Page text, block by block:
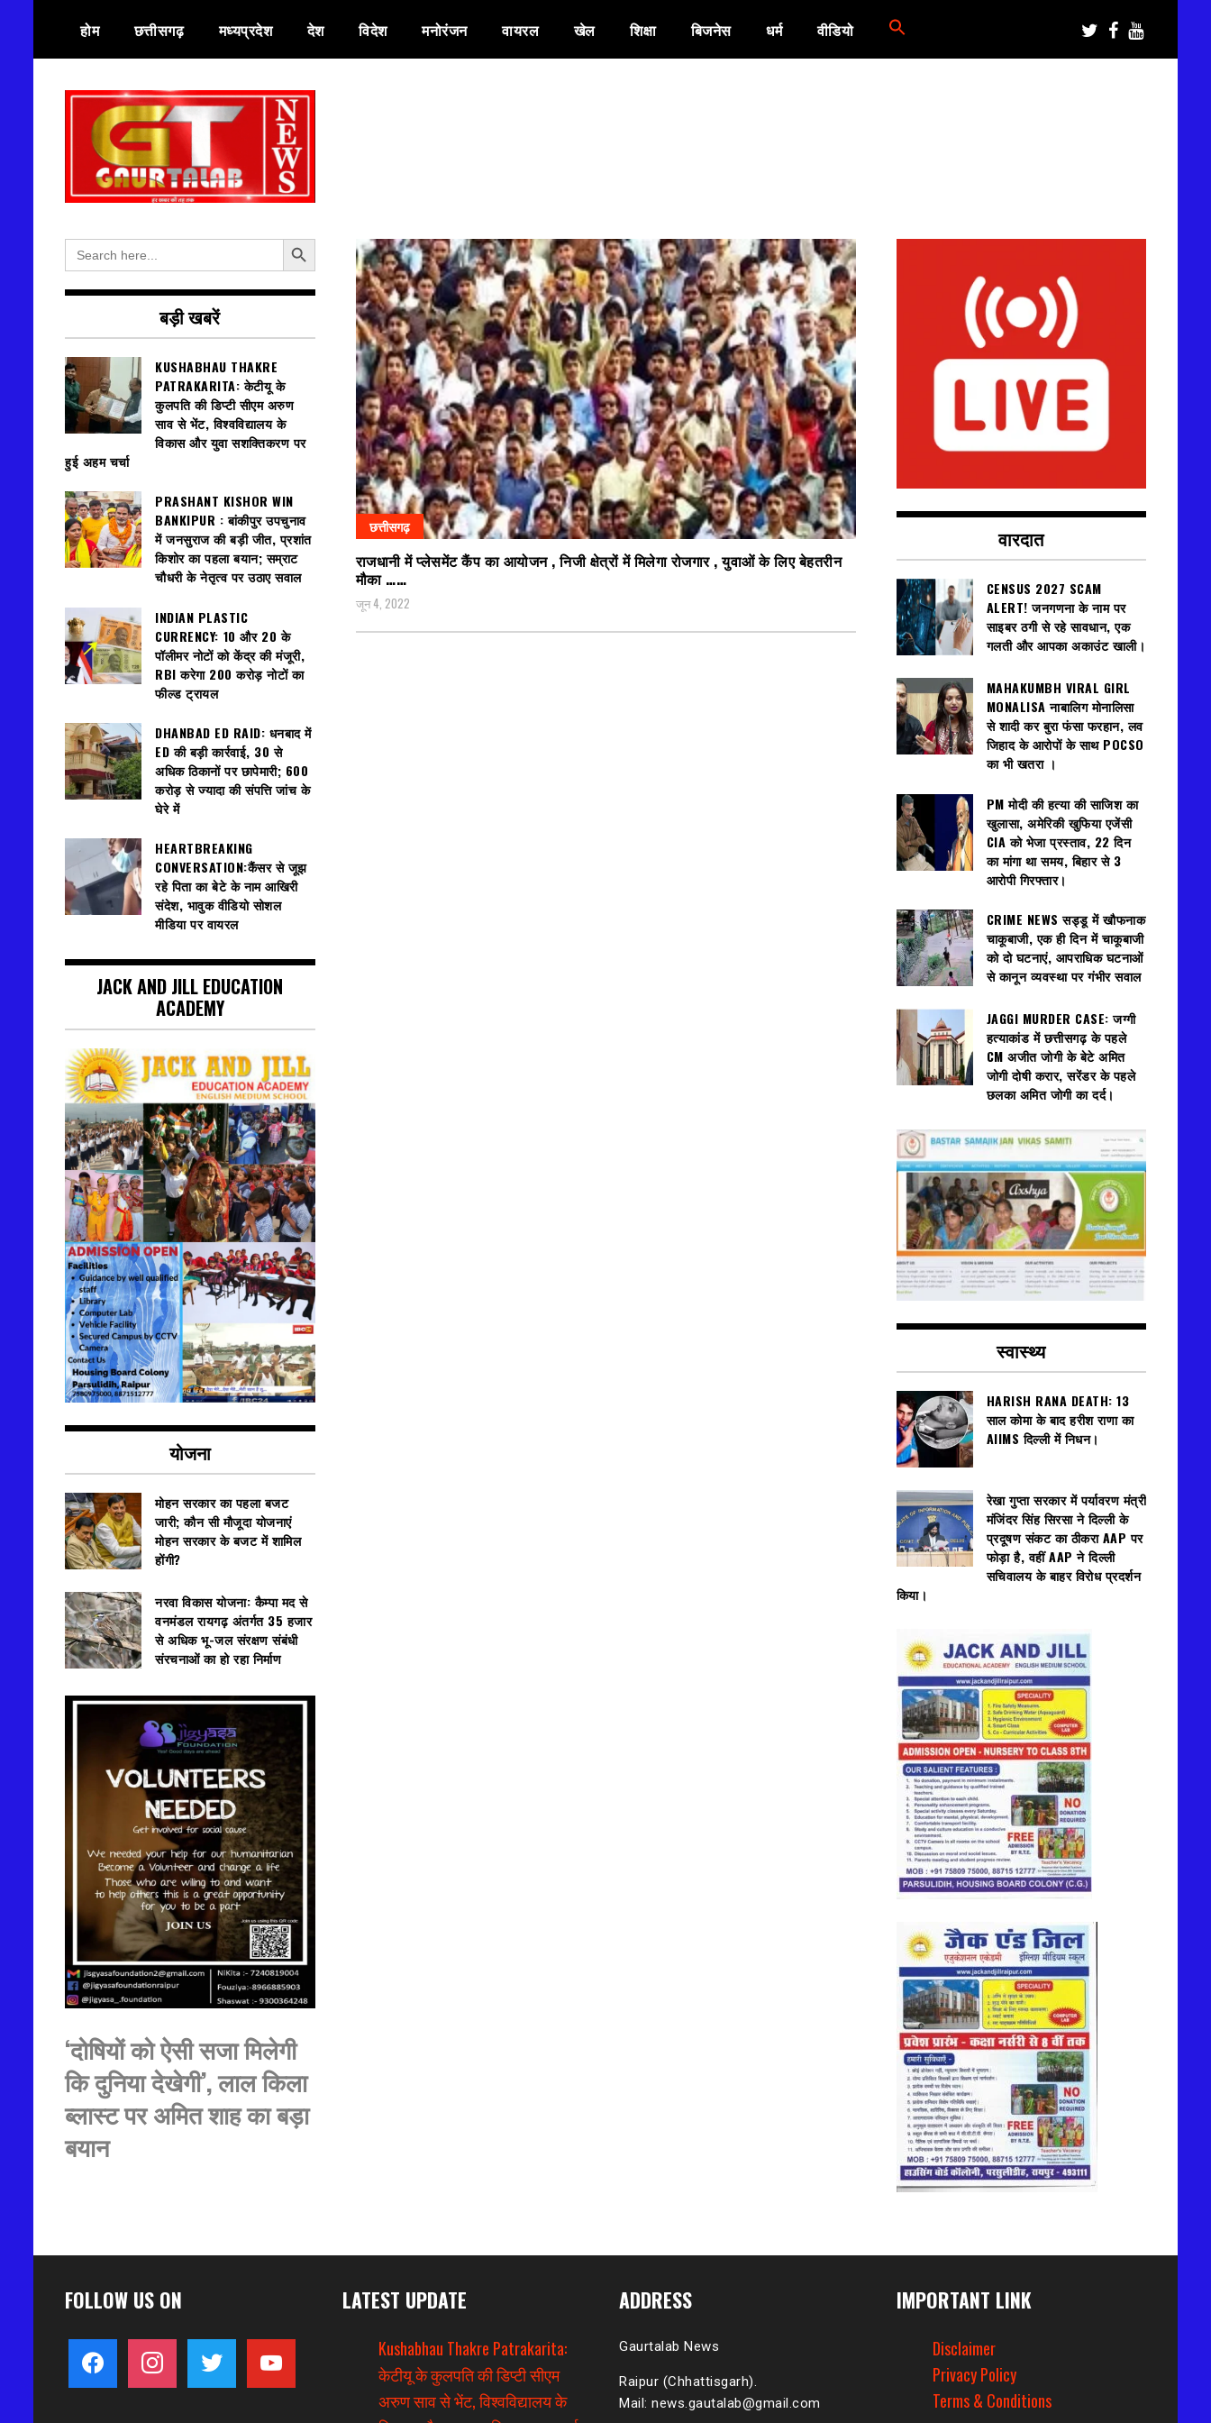
content
होम छत्तीसगढ़ मध्यप्रदेश देश विदेश मनोरंजन वायरल खेल शिक्षा बिजनेस धर्म वीडियो
गौरतलब न्यूज
छत्तीसगढ़
राजधानी में प्लेसमेंट कैंप का आयोजन , निजी क्षेत्रों में मिलेगा रोजगार , युवाओं के लिए बेहतरीन
मौका ……
जून 4, 2022
Search
for:
Search Button
बड़ी खबरें
KUSHABHAU THAKRE
PATRAKARITA: केटीयू के
कुलपति की डिप्टी सीएम अरुण
साव से भेंट, विश्वविद्यालय के
विकास और युवा सशक्तिकरण पर
हुई अहम चर्चा
PRASHANT KISHOR WIN
BANKIPUR : बांकीपुर उपचुनाव
में जनसुराज की बड़ी जीत, प्रशांत
किशोर का पहला बयान; सम्राट
चौधरी के नेतृत्व पर उठाए सवाल
INDIAN PLASTIC
CURRENCY: ₹10 और ₹20 के
पॉलीमर नोटों को केंद्र की मंजूरी,
RBI करेगा 200 करोड़ नोटों का
फील्ड ट्रायल
DHANBAD ED RAID: धनबाद में
ED की बड़ी कार्रवाई, 30 से
अधिक ठिकानों पर छापेमारी; 600
करोड़ से ज्यादा की संपत्ति जांच के
घेरे में
HEARTBREAKING
CONVERSATION:कैंसर से जूझ
रहे पिता का बेटे के नाम आखिरी
संदेश, भावुक वीडियो सोशल
मीडिया पर वायरल
JACK AND JILL EDUCATION
ACADEMY
योजना
मोहन सरकार का पहला बजट
जारी; कौन सी मौजूदा योजनाएं
मोहन सरकार के बजट में शामिल
होंगी?
नरवा विकास योजना: कैम्पा मद से
वनमंडल रायगढ़ अंतर्गत 35 हजार
से अधिक भू-जल संरक्षण संबंधी
संरचनाओं का हो रहा निर्माण
‘दोषियों को ऐसी सजा मिलेगी
कि दुनिया देखेगी’, लाल किला
ब्लास्ट पर अमित शाह का बड़ा
बयान
वारदात
CENSUS 2027 SCAM
ALERT! जनगणना के नाम पर
साइबर ठगी से रहे सावधान, एक
गलती और आपका अकाउंट खाली।
MAHAKUMBH VIRAL GIRL
MONALISA नाबालिग मोनालिसा
से शादी कर बुरा फंसा फरहान, लव
जिहाद के आरोपों के साथ POCSO
का भी खतरा ।
PM मोदी की हत्या की साजिश का
खुलासा, अमेरिकी खुफिया एजेंसी
CIA को भेजा प्रस्ताव, 22 दिन
का मांगा था समय, बिहार से 3
आरोपी गिरफ्तार।
CRIME NEWS सड्डू में खौफनाक
चाकूबाजी, एक ही दिन में चाकूबाजी
को दो घटनाएं, आपराधिक घटनाओं
से कानून व्यवस्था पर गंभीर सवाल
JAGGI MURDER CASE: जग्गी
हत्याकांड में छत्तीसगढ़ के पहले
CM अजीत जोगी के बेटे अमित
जोगी दोषी करार, सरेंडर के पहले
छलका अमित जोगी का दर्द।
स्वास्थ्य
HARISH RANA DEATH: 13
साल कोमा के बाद हरीश राणा का
AIIMS दिल्ली में निधन।
रेखा गुप्ता सरकार में पर्यावरण मंत्री
मंजिंदर सिंह सिरसा ने दिल्ली के
प्रदूषण संकट का ठीकरा AAP पर
फोड़ा है, वहीं AAP ने दिल्ली
सचिवालय के बाहर विरोध प्रदर्शन
किया।
FOLLOW US ON
facebook instagram twitter youtube
LATEST UPDATE
Kushabhau Thakre Patrakarita:
केटीयू के कुलपति की डिप्टी सीएम
अरुण साव से भेंट, विश्वविद्यालय के
ADDRESS
Gaurtalab News
Raipur (Chhattisgarh).
Mail: news.gautalab@gmail.com
IMPORTANT LINK
Disclaimer
Privacy Policy
Terms & Conditions